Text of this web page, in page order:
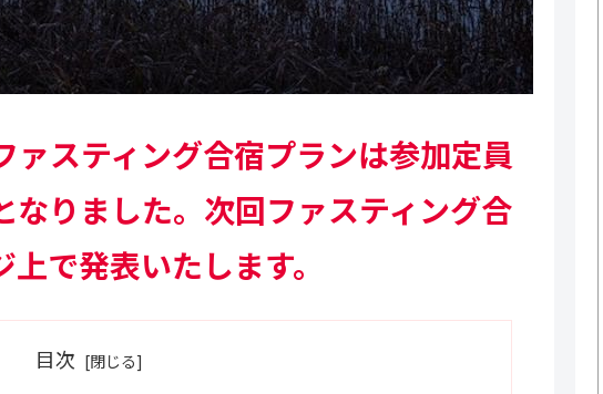
ァスティング合宿プランは参加定員
なりました。次回ファスティング合
で発表いたします。
目次